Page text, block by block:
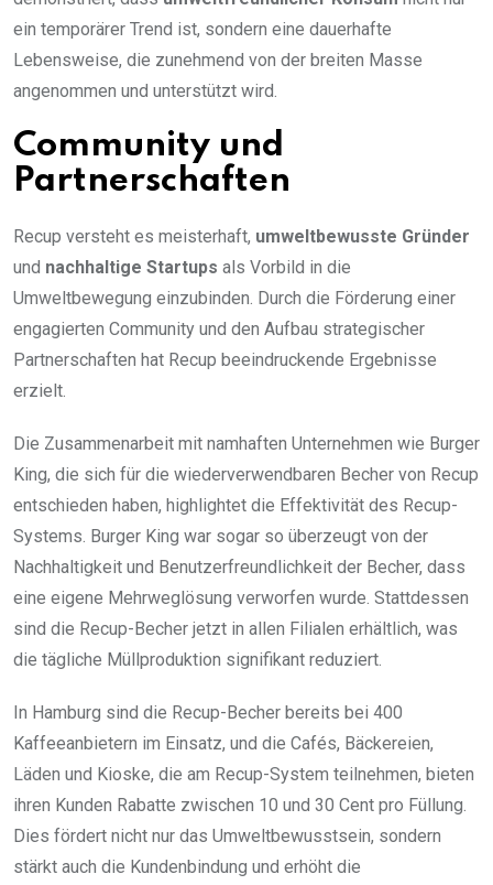
ein temporärer Trend ist, sondern eine dauerhafte
Lebensweise, die zunehmend von der breiten Masse
angenommen und unterstützt wird.
Community und
Partnerschaften
Recup versteht es meisterhaft, umweltbewusste Gründer
und nachhaltige Startups als Vorbild in die
Umweltbewegung einzubinden. Durch die Förderung einer
engagierten Community und den Aufbau strategischer
Partnerschaften hat Recup beeindruckende Ergebnisse
erzielt.
Die Zusammenarbeit mit namhaften Unternehmen wie Burger
King, die sich für die wiederverwendbaren Becher von Recup
entschieden haben, highlightet die Effektivität des Recup-
Systems. Burger King war sogar so überzeugt von der
Nachhaltigkeit und Benutzerfreundlichkeit der Becher, dass
eine eigene Mehrweglösung verworfen wurde. Stattdessen
sind die Recup-Becher jetzt in allen Filialen erhältlich, was
die tägliche Müllproduktion signifikant reduziert.
In Hamburg sind die Recup-Becher bereits bei 400
Kaffeeanbietern im Einsatz, und die Cafés, Bäckereien,
Läden und Kioske, die am Recup-System teilnehmen, bieten
ihren Kunden Rabatte zwischen 10 und 30 Cent pro Füllung.
Dies fördert nicht nur das Umweltbewusstsein, sondern
stärkt auch die Kundenbindung und erhöht die